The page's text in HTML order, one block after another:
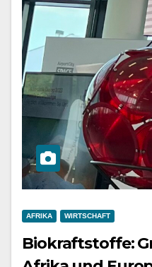
AFRIKA WIRTSCHAFT
Biokraftstoffe: